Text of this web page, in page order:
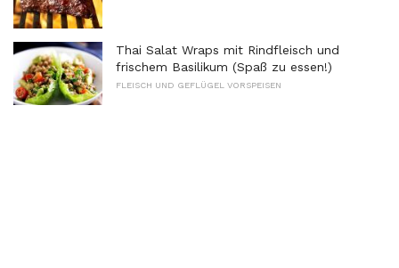
Thai Salat Wraps mit Rindfleisch und
frischem Basilikum (Spaß zu essen!)
FLEISCH UND GEFLÜGEL VORSPEISEN